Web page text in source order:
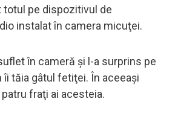
totul pe dispozitivul de
instalat în camera micuţei.
în cameră şi l-a surprins pe
tăia gâtul fetiţei. În aceeaşi
fraţi ai acesteia.